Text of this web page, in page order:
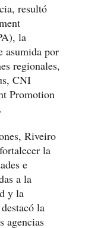
resultó
la
asumida por
regionales,
CNI
Promotion
Riveiro
la
e
a la
y la
la
agencias